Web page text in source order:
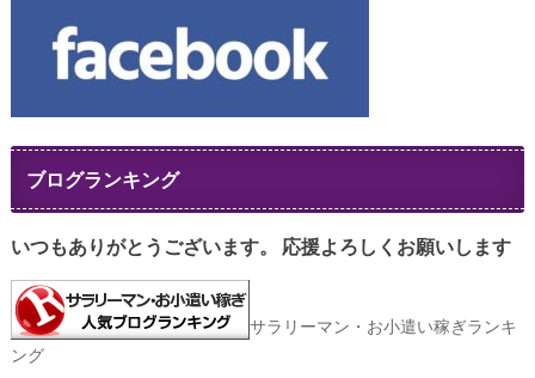
ブログランキング
いつもありがとうございます。 応援よろしくお願いします
サラリーマン・お小遣い稼ぎランキ
ング